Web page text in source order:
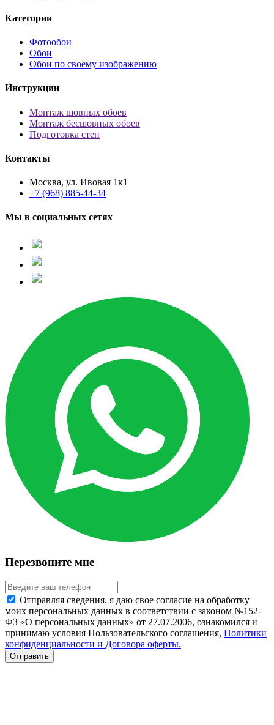
Категории
Фотообои
Обои
Обои по своему изображению
Инструкции
Монтаж шовных обоев
Монтаж бесшовных обоев
Подготовка стен
Контакты
Москва, ул. Ивовая 1к1
+7 (968) 885-44-34
Мы в социальных сетях
Перезвоните мне
Отправляя сведения, я даю свое согласие на обработку
моих персональных данных в соответствии с законом №152-
ФЗ «О персональных данных» от 27.07.2006, ознакомился и
принимаю условия Пользовательского соглашения, Политики
конфиденциальности и Договора оферты.